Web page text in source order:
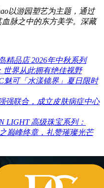
以游园塑艺为主题，通过
脉之中的东方美学。深藏
精品店 2026年中秋系列
世界从此拥有绝佳视野
魅可「水漾镜界」夏日限时
强联合，成立皮肤病症中心
LIGHT 高级珠宝系列：
巅峰终章，礼赞璀璨光芒